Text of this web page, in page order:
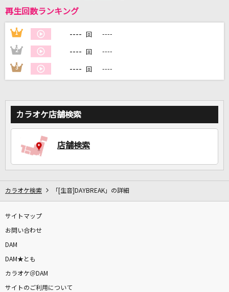
再生回数ランキング
1 ---- 回 ----
2 ---- 回 ----
3 ---- 回 ----
カラオケ店舗検索
店舗検索
カラオケ検索 「[生音]DAYBREAK」の詳細
サイトマップ
お問い合わせ
DAM
DAM★とも
カラオケ＠DAM
サイトのご利用について